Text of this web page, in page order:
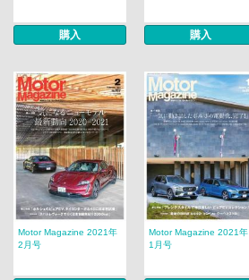
購入 購入
Motor Magazine 2021年
2月号
Motor Magazine 2021年
1月号